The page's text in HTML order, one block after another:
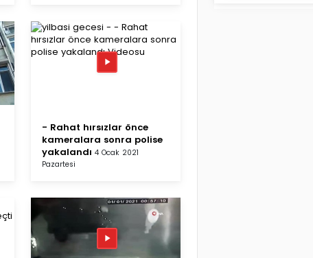
- Rahat hırsızlar önce
kameralara sonra polise
yakalandı 4 Ocak 2021
Pazartesi